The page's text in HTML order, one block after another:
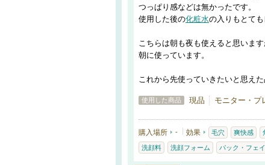
つっぱり感などは無かったです。
使用した後の化粧水の入りもとて
こちらは朝も夜も使えると思いま
朝に使っています。
これから先使っていきたいと思えた
使用した商品 現品 モニター・プ
購入場所 - 効果 毛穴 爽快感
洗顔料 洗顔フォーム パック・フェ